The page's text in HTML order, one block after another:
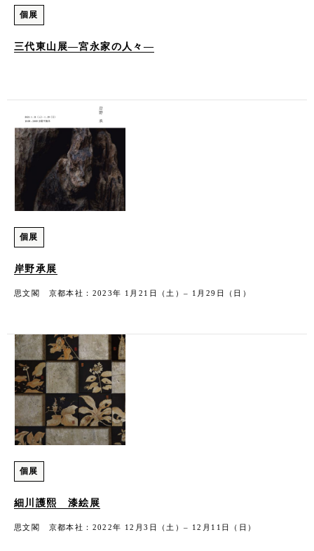
個展
三代東山展―宮永家の人々―
個展
岸野承展
思文閣 京都本社：2023年 1月21日（土）– 1月29日（日）
個展
細川護熙 漆絵展
思文閣 京都本社：2022年 12月3日（土）– 12月11日（日）